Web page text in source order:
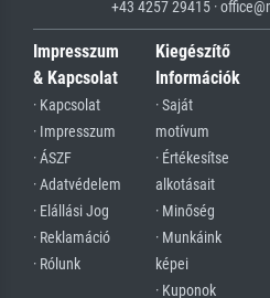
+43 4257 29415 ·
Impresszum
& Kapcsolat
· Kapcsolat
· Impresszum
· ÁSZF
· Adatvédelem
· Elállási Jog
· Reklamáció
· Rólunk
Kiegészítő
Információk
· Saját
motívum
· Értékesítse
alkotásait
· Minőség
· Munkáink
képei
· Kuponok